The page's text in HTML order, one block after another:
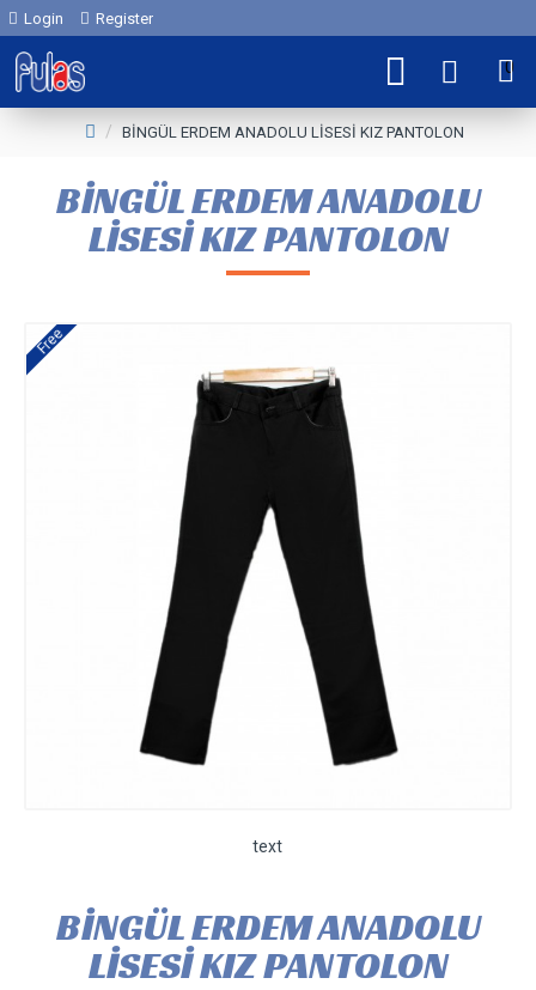
Login Register
0
BİNGÜL ERDEM ANADOLU LİSESİ KIZ PANTOLON
BİNGÜL ERDEM ANADOLU
LİSESİ KIZ PANTOLON
Free
text
BİNGÜL ERDEM ANADOLU
LİSESİ KIZ PANTOLON